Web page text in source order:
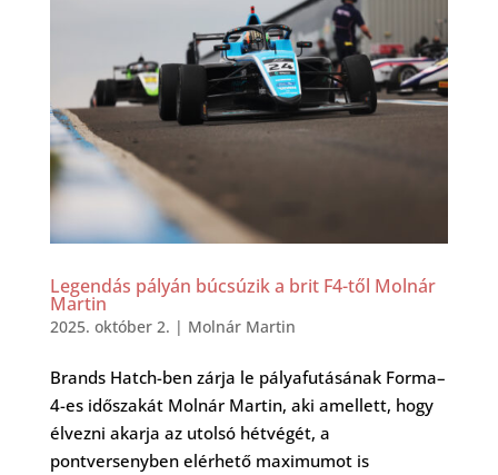
Legendás pályán búcsúzik a brit F4-től Molnár
Martin
2025. október 2. | Molnár Martin
Brands Hatch-ben zárja le pályafutásának Forma–
4-es időszakát Molnár Martin, aki amellett, hogy
élvezni akarja az utolsó hétvégét, a
pontversenyben elérhető maximumot is